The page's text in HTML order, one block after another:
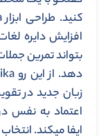
افزایش دایره
بتواند تمرین
زبان جدید در
اعتماد به نفس
ایفا میکند.